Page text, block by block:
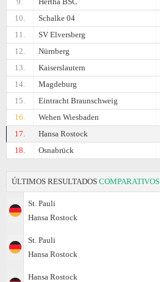
10.
Schalke 04
11.
SV Elversberg
12.
Nürnberg
13.
Kaiserslautern
14.
Magdeburg
15.
Eintracht Braunschweig
16.
Wehen Wiesbaden
17.
Hansa Rostock
18.
Osnabrück
ÚLTIMOS RESULTADOS COMPARATIVOS
St. Pauli
Hansa Rostock
St. Pauli
Hansa Rostock
Hansa Rostock